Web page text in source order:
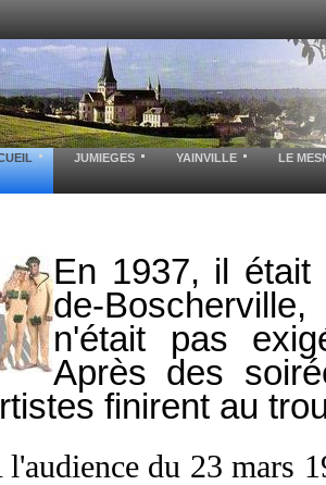
JUMIEGES YAINVILLE LE
En 1937, il était
de-
n'était pas
Après des
finirent au
l'audience du 23 mars